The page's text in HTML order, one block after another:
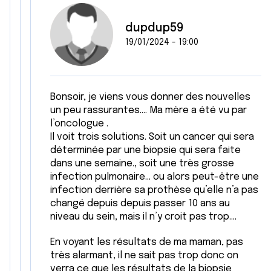
ou qu'ils ont collectées lors de votre utilisation de leurs
services.
dupdup59
19/01/2024 - 19:00
Bonsoir, je viens vous donner des nouvelles
un peu rassurantes…. Ma mère a été vu par
l’oncologue .
Il voit trois solutions. Soit un cancer qui sera
déterminée par une biopsie qui sera faite
dans une semaine., soit une très grosse
infection pulmonaire… ou alors peut-être une
infection derrière sa prothèse qu’elle n’a pas
changé depuis depuis passer 10 ans au
niveau du sein, mais il n’y croit pas trop….
En voyant les résultats de ma maman, pas
très alarmant, il ne sait pas trop donc on
verra ce que les résultats de la biopsie